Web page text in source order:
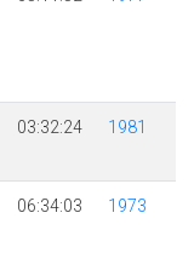
03:32:24 1981
06:34:03 1973